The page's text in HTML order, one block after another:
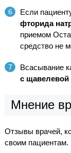
Если
фторида
приемом
средство не
Всасывание
с щавелевой
Мнение
Отзывы врачей,
своим пациентам.